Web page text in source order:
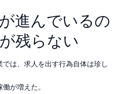
進んでいるの
残らない
は、求人を出す行為自体は珍し
が増えた。